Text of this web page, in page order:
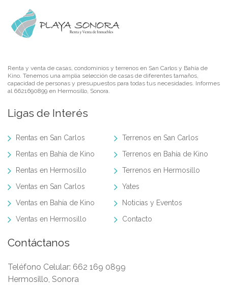
Renta y venta de casas, condominios y terrenos en San Carlos y Bahía de
Kino. Tenemos una amplia selección de casas de diferentes tamaños,
capacidad de personas y presupuestos para todas tus necesidades. Informes
al 6621690899 en Hermosillo, Sonora.
Ligas de Interés
Rentas en San Carlos
Rentas en Bahía de Kino
Rentas en Hermosillo
Ventas en San Carlos
Ventas en Bahía de Kino
Ventas en Hermosillo
Terrenos en San Carlos
Terrenos en Bahía de Kino
Terrenos en Hermosillo
Yates
Noticias y Eventos
Contacto
Contáctanos
Teléfono Celular: 662 169 0899
Hermosillo, Sonora